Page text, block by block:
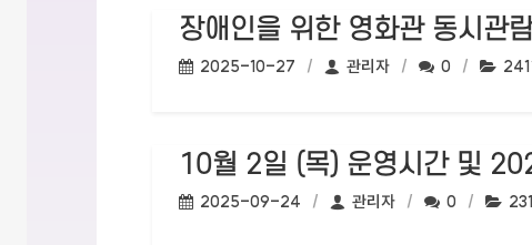
장애인을 위한 영화관 동시관
작성일:
2025-10-27 작성자:
관리자 댓글수:
0 조회
10월 2일 (목) 운영시간 및
작성일:
2025-09-24 작성자:
관리자 댓글수:
0 조